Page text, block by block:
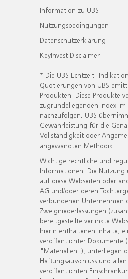
Information zu UBS
Nutzungsbedingungen
Datenschutzerklärung
KeyInvest Disclaimer
* Die UBS Echtzeit-
Quotierungen von UBS
Produkten. Diese Produkte
zugrundeliegenden Index im
nachzufolgen. UBS
Gewährleistung für die
Vollständigkeit oder
angewandten Methodik.
Wichtige rechtliche und
Informationen. Die
auf diese Webseiten oder
AG und/oder deren
verbundenen Unternehmen
Zweigniederlassungen
bereitgestellte verlinkte
hierin enthaltenen Inhalte,
veröffentlichter Dokumente
"Materialien"), unterliegen
Haftungsausschluss und
veröffentlichten